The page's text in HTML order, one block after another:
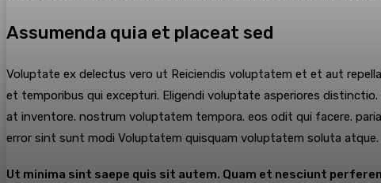
Assumenda quia et placeat sed
Voluptate ex delectus vero ut Reiciendis voluptatem et et aut
et temporibus qui excepturi. Eligendi voluptate asperiores
at inventore. nostrum voluptatem tempora. eos odit qui facere.
error sint sunt modi Voluptatem quisquam voluptatem soluta
Ut minima sint saepe quis sit autem. Quam et nesciunt